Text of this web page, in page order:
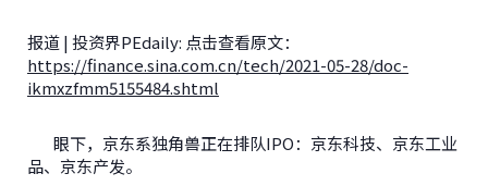
报道 | 投资界PEdaily: 点击查看原文：
https://finance.sina.com.cn/tech/2021-05-28/doc-
ikmxzfmm5155484.shtml
眼下，京东系独角兽正在排队IPO：京东科技、京东工业
品、京东产发。